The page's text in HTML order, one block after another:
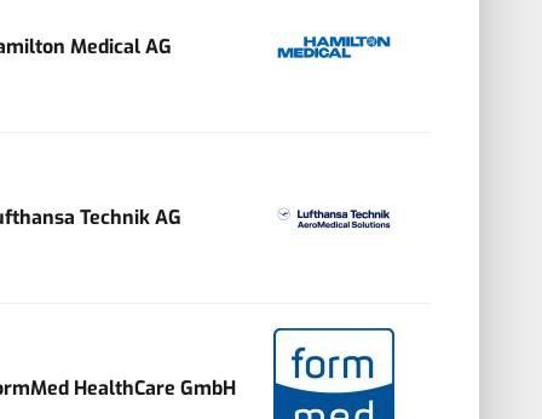
Medical AG
Technik AG
HealthCare GmbH